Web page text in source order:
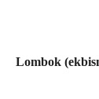
Lombok